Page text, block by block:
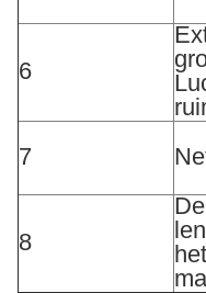
6
7
8
het